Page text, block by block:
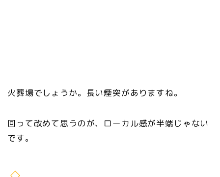
火葬場でしょうか。長い煙突がありますね。
回って改めて思うのが、ローカル感が半端じゃない
です。